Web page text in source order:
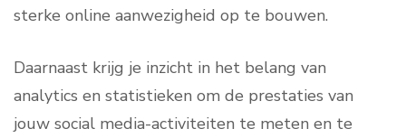
sterke online aanwezigheid op te bouwen.
Daarnaast krijg je inzicht in het belang van
analytics en statistieken om de prestaties van
jouw social media-activiteiten te meten en te